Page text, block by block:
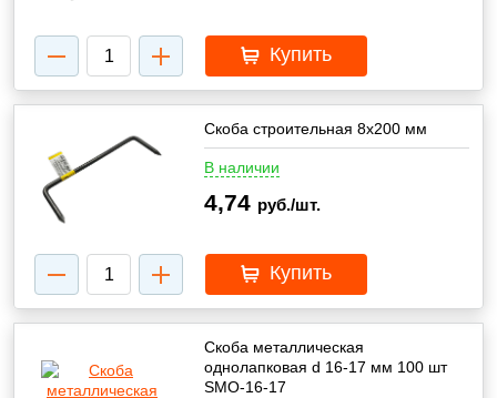
Купить
Скоба строительная 8x200 мм
В наличии
4,74 руб./шт.
Купить
Скоба металлическая
однолапковая d 16-17 мм 100 шт
SMO-16-17